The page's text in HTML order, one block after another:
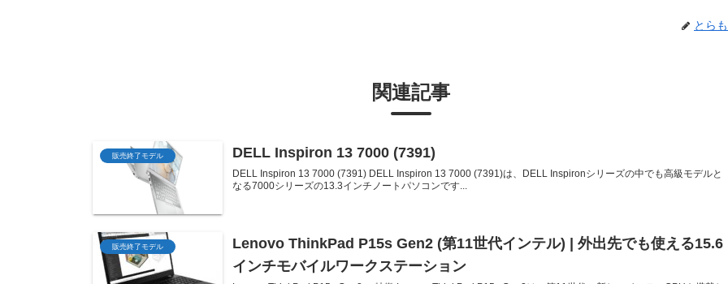
とらも
関連記事
販売終了モデル DELL Inspiron 13 7000 (7391)
DELL Inspiron 13 7000 (7391) DELL Inspiron 13 7000 (7391)は、DELL Inspironシリーズの中でも高級モデルと
なる7000シリーズの13.3インチノートパソコンです...
販売終了モデル
Lenovo ThinkPad P15s Gen2 (第11世代インテル) | 外出先でも使える15.6
インチモバイルワークステーション